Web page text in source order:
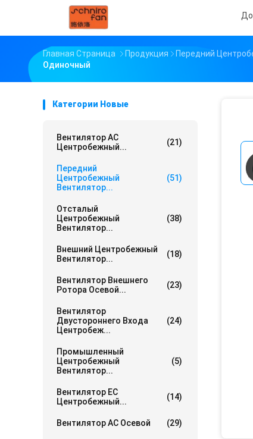
Главная Страница Продукция Передний
Одиночный
Категории Новые
Вентилятор AC
Центробежный...
(21)
Передний
Центробежный
Вентилятор...
(51)
Отсталый
Центробежный
Вентилятор...
(38)
Внешний Центробежный
Вентилятор...
(18)
Вентилятор Внешнего
Ротора Осевой...
(23)
Вентилятор
Двустороннего Входа
Центробеж...
(24)
Промышленный
Центробежный
Вентилятор...
(5)
Вентилятор EC
Центробежный...
(14)
Вентилятор AC Осевой (29)